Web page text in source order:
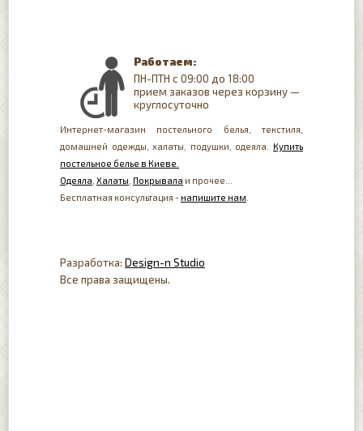
Работаем:
ПН-ПТН с 09:00 до 18:00
прием заказов через корзину —
круглосуточно
Интернет-магазин постельного белья, текстиля,
домашней одежды, халаты, подушки, одеяла. Купить
постельное белье в Киеве.
Одеяла Халаты Покрывала и прочее...
Бесплатная консультация - напишите нам
Разработка: Design-n Studio
Все права защищены.